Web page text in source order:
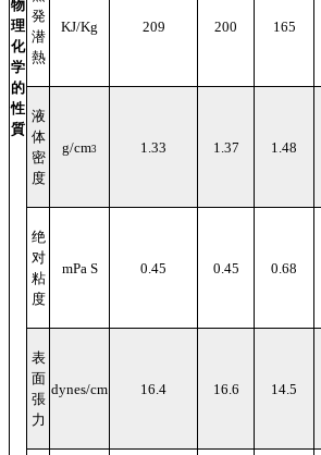
物
理
化
学
的
性
質
発
潜
熱
KJ/Kg 209 200 165
液
体
密
度
g/cm3 1.33 1.37 1.48
绝
对
粘
度
mPa S 0.45 0.45 0.68
表
面
張
力
dynes/cm 16.4 16.6 14.5